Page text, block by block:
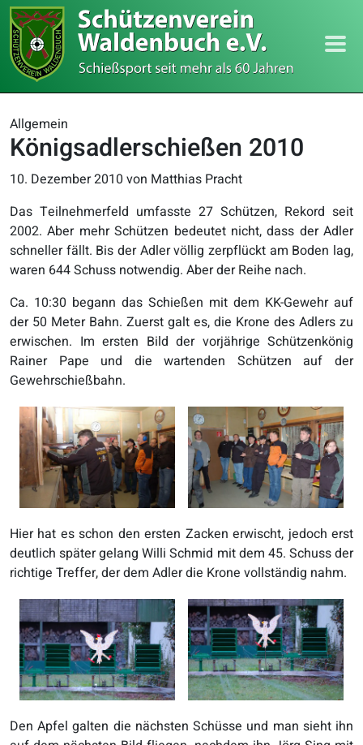
Allgemein
Königsadlerschießen 2010
10. Dezember 2010 von Matthias Pracht
Das Teilnehmerfeld umfasste 27 Schützen, Rekord seit
2002. Aber mehr Schützen bedeutet nicht, dass der Adler
schneller fällt. Bis der Adler völlig zerpflückt am Boden lag,
waren 644 Schuss notwendig. Aber der Reihe nach.
Ca. 10:30 begann das Schießen mit dem KK-Gewehr auf
der 50 Meter Bahn. Zuerst galt es, die Krone des Adlers zu
erwischen. Im ersten Bild der vorjährige Schützenkönig
Rainer Pape und die wartenden Schützen auf der
Gewehrschießbahn.
Hier hat es schon den ersten Zacken erwischt, jedoch erst
deutlich später gelang Willi Schmid mit dem 45. Schuss der
richtige Treffer, der dem Adler die Krone vollständig nahm.
Den Apfel galten die nächsten Schüsse und man sieht ihn